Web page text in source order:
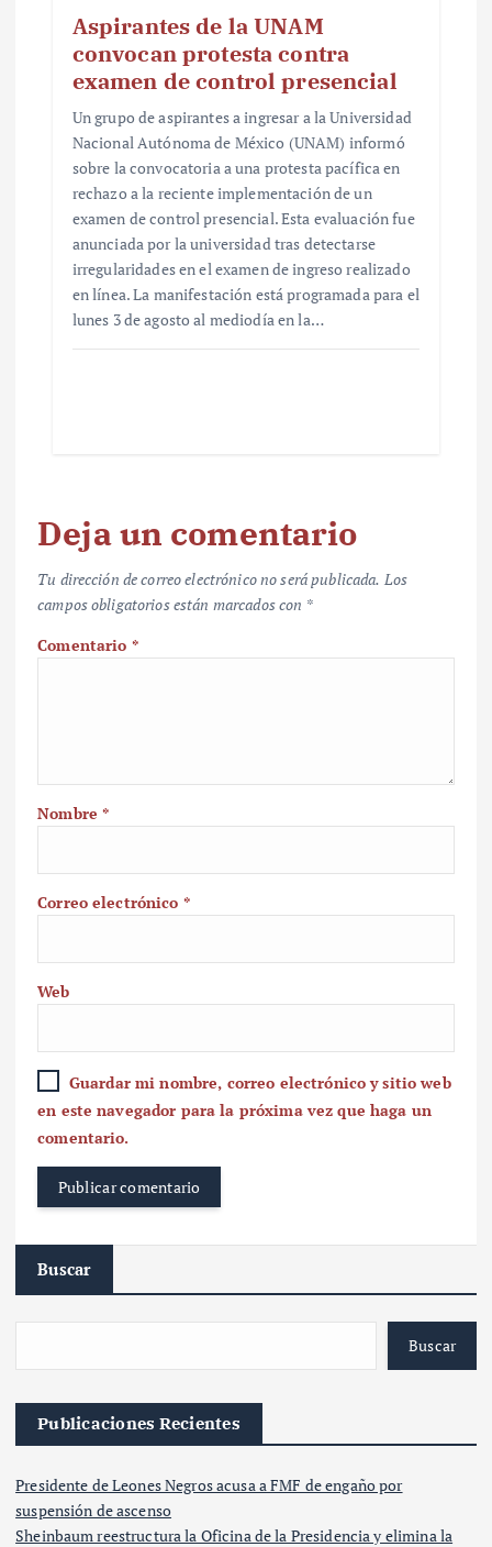
Aspirantes de la UNAM
convocan protesta contra
examen de control presencial
Un grupo de aspirantes a ingresar a la Universidad
Nacional Autónoma de México (UNAM) informó
sobre la convocatoria a una protesta pacífica en
rechazo a la reciente implementación de un
examen de control presencial. Esta evaluación fue
anunciada por la universidad tras detectarse
irregularidades en el examen de ingreso realizado
en línea. La manifestación está programada para el
lunes 3 de agosto al mediodía en la…
Deja un comentario
Tu dirección de correo electrónico no será publicada. Los
campos obligatorios están marcados con *
Comentario *
Nombre*
Correo electrónico *
Web
Guardar mi nombre, correo electrónico y sitio web
en este navegador para la próxima vez que haga un
comentario.
Buscar
Buscar
Publicaciones Recientes
Presidente de Leones Negros acusa a FMF de engaño por
suspensión de ascenso
Sheinbaum reestructura la Oficina de la Presidencia y elimina la